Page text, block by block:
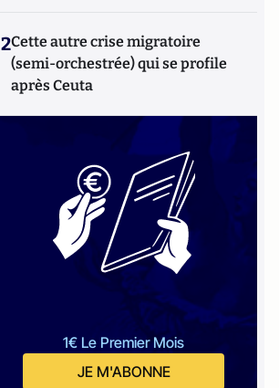
2Cette autre crise migratoire
(semi-orchestrée) qui se profile
après Ceuta
1€ Le Premier Mois
JE M'ABONNE